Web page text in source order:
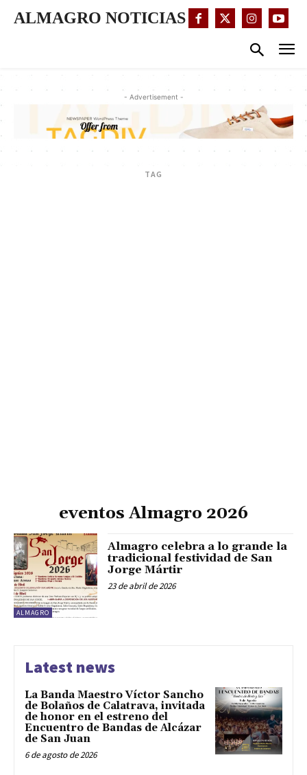
ALMAGRO NOTICIAS
- Advertisement -
TAG
eventos Almagro 2026
ALMAGRO
Almagro celebra a lo grande la
tradicional festividad de San
Jorge Mártir
23 de abril de 2026
Latest news
La Banda Maestro Víctor Sancho
de Bolaños de Calatrava, invitada
de honor en el estreno del
Encuentro de Bandas de Alcázar
de San Juan
6 de agosto de 2026